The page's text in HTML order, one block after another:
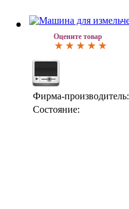
Оцените товар
Фирма-производитель:
Состояние: